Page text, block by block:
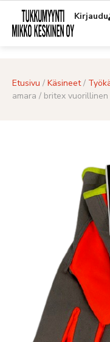
Kirjaudu
Etusivu / Käsineet/
amara / britex vuorillinen